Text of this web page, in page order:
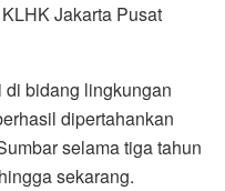
Jakarta Pusat
bidang lingkungan
dipertahankan
selama tiga tahun
sekarang.